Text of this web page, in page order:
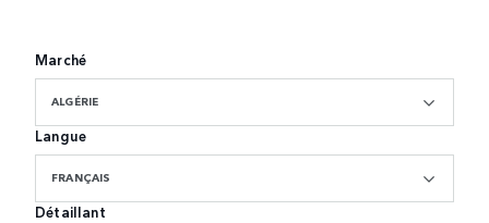
Marché
ALGÉRIE
Langue
FRANÇAIS
Détaillant